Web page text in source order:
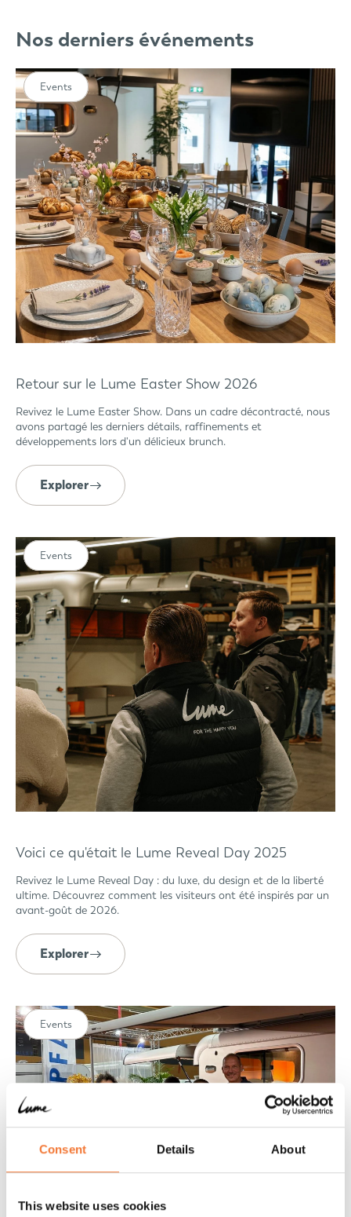
Consent Details About
This website uses cookies
Nos derniers événements
Retour sur le Lume Easter Show 2026
Revivez le Lume Easter Show. Dans un cadre décontracté, nous
avons partagé les derniers détails, raffinements et
développements lors d'un délicieux brunch.
Explorer
Events
Voici ce qu'était le Lume Reveal Day 2025
Revivez le Lume Reveal Day : du luxe, du design et de la liberté
ultime. Découvrez comment les visiteurs ont été inspirés par un
avant-goût de 2026.
Explorer
Events
Events